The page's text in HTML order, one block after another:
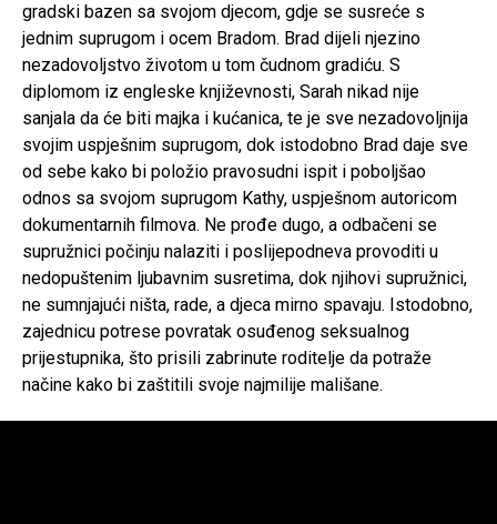
gradski bazen sa svojom djecom, gdje se susreće s
jednim suprugom i ocem Bradom. Brad dijeli njezino
nezadovoljstvo životom u tom čudnom gradiću. S
diplomom iz engleske književnosti, Sarah nikad nije
sanjala da će biti majka i kućanica, te je sve nezadovoljnija
svojim uspješnim suprugom, dok istodobno Brad daje sve
od sebe kako bi položio pravosudni ispit i poboljšao
odnos sa svojom suprugom Kathy, uspješnom autoricom
dokumentarnih filmova. Ne prođe dugo, a odbačeni se
supružnici počinju nalaziti i poslijepodneva provoditi u
nedopuštenim ljubavnim susretima, dok njihovi supružnici,
ne sumnjajući ništa, rade, a djeca mirno spavaju. Istodobno,
zajednicu potrese povratak osuđenog seksualnog
prijestupnika, što prisili zabrinute roditelje da potraže
načine kako bi zaštitili svoje najmilije mališane.